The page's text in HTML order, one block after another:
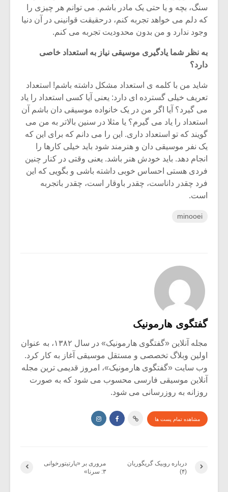
سنگ، بچه و یا حتی یک مادر باشم. می توانم هر چیزی را
که دلم می خواهد تجربه کنم، درحقیقت قوانینی در آن دنیا
وجود ندارد و من بدون محدودیت تجربه می کنم.
به نظر شما یادگیری موسیقی نیاز به استعداد خاصی
دارد؟
شاید من با کلمه ی استعداد مشکل داشته باشم! استعداد
تعریف خیلی گسترده ای دارد: یعنی آیا کسی استعداد را یاد
می گیرد؟ آیا اگر من در یک خانواده موسیقی دان باشم آن
استعداد را یاد می گیرم؟ یا مثلا در سنین بالاتر به من می
گویند که تو استعداد داری. این را می دانم که برای این که
یک نفر موسیقی دان و هنرمند شود باید خیلی کارها را
انجام دهد. باید خودش هنر باشد. یعنی وقتی در کنار چنین
فردی هستی احساس خوبی داشته باشی و بگویی که این
فرد چقدر داناست، چقدر باوقار است، چقدر باتجربه
است.
minooei
گفتگوی هارمونیک
مجله آنلاین «گفتگوی هارمونیک» در سال ۱۳۸۲، به عنوان
اولین وبلاگ تخصصی و مستقل موسیقی آغاز به کار کرد.
وب سایت «گفتگوی هارمونیک»، امروز قدیمی ترین مجله
آنلاین موسیقی فارسی محسوب می شود که به صورت
روزانه به روزرسانی می شود.
مشاهده تمام پست ها
مروری بر «پارتیتورخوانی
۳: سرنا»
درباره روبیک گریگوریان
(۴)